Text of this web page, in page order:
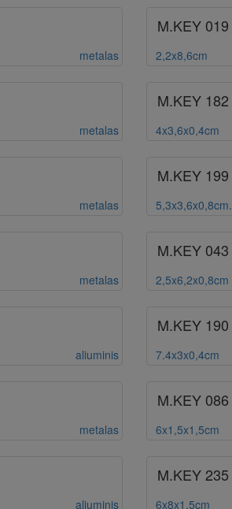
metalas
M.KEY 019
2,2x8,6cm
metalas
M.KEY 182
4x3,6x0,4cm
metalas
M.KEY 199
5,3x3,6x0,8cm.
metalas
M.KEY 043
2,5x6,2x0,8cm
aliuminis
M.KEY 190
7.4x3x0,4cm
metalas
M.KEY 086
6x1,5x1,5cm
aliuminis
M.KEY 235
6x8x1,5cm